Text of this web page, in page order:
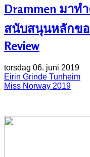
Drammen มาท
สนับสนุนหลักขอ
Review
torsdag 06. juni 2019
Eirin Grinde Tunheim
Miss Norway 2019